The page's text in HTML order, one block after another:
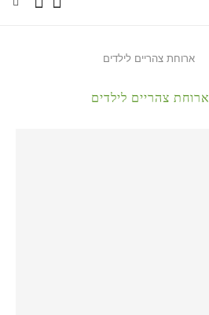
ארוחת צהריים לילדים
ארוחת צהריים לילדים